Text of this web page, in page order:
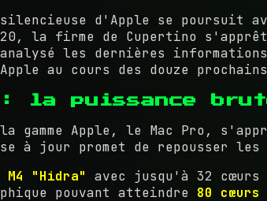
d'Apple se poursuit
la firme de Cupertino
les dernières
au cours des douze
: la puissance
gamme Apple, le Mac Pro,
à jour promet de repousser
M4 "Hidra"
avec jusqu'à 32 cœurs
pouvant atteindre 80 cœurs